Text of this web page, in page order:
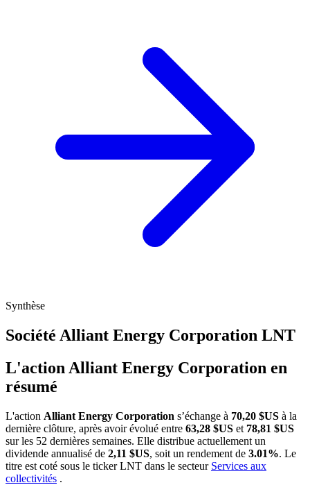
Synthèse
Société Alliant Energy Corporation LNT
L'action Alliant Energy Corporation en
résumé
L'action Alliant Energy Corporation s’échange à 70,20 $US à la
dernière clôture, après avoir évolué entre 63,28 $US et 78,81 $US
sur les 52 dernières semaines. Elle distribue actuellement un
dividende annualisé de 2,11 $US, soit un rendement de 3.01%. Le
titre est coté sous le tickerLNT dans le secteur Services aux
collectivités .